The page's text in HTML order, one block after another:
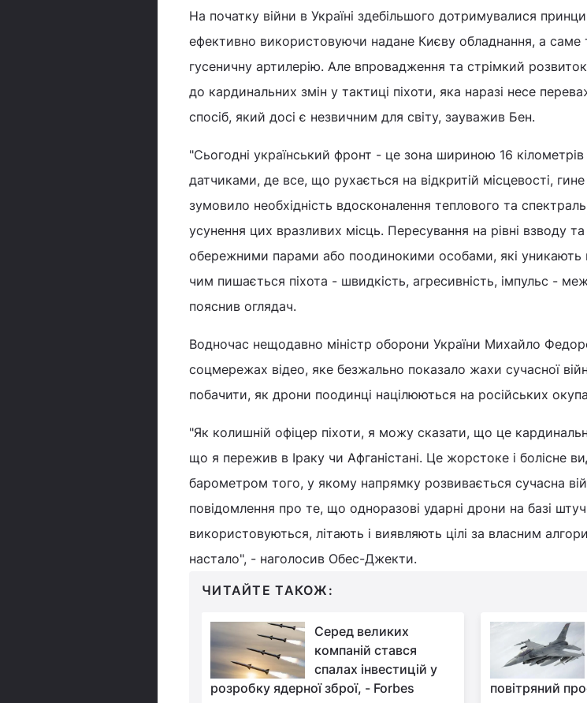
На початку війни в Україні здебільшого дотримувалися
ефективно використовуючи надане Києву обладнання, а саме
гусеничну артилерію. Але впровадження та стрімкий
до кардинальних змін у тактиці піхоти, яка наразі несе
спосіб, який досі є незвичним для світу, зауважив Бен.
"Сьогодні український фронт - це зона шириною 16
датчиками, де все, що рухається на відкритій місцевості,
зумовило необхідність вдосконалення теплового та
усунення цих вразливих місць. Пересування на рівні взводу та
обережними парами або поодинокими особами, які уникають
чим пишається піхота - швидкість, агресивність, імпульс -
пояснив оглядач.
Водночас нещодавно міністр оборони України Михайло
соцмережах відео, яке безжально показало жахи сучасної
побачити, як дрони поодинці націлюються на російських
"Як колишній офіцер піхоти, я можу сказати, що це
що я пережив в Іраку чи Афганістані. Це жорстоке і болісне
барометром того, у якому напрямку розвивається сучасна
повідомлення про те, що одноразові ударні дрони на базі
використовуються, літають і виявляють цілі за власним
настало", - наголосив Обес-Джекти.
ЧИТАЙТЕ ТАКОЖ:
Серед великих
компаній стався
спалах інвестицій у
розробку ядерної зброї, - Forbes
повітряний